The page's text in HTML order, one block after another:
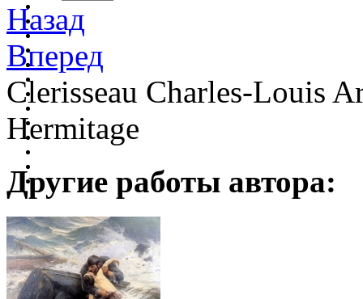
Назад
Вперед
Clerisseau Charles-Louis
Hermitage
Другие работы автора: